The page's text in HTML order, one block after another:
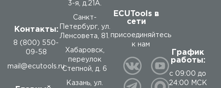
Контакты:
8 (800) 550-
09-58
mail@ecutools.ru
3-я, д.21А.
Санкт-
Петербург, ул.
Ленсовета, 81.
Хабаровск,
переулок
Степной, д. 6
Казань, ул.
ECUTools в
сети
присоединяйтесь
к нам
График
работы:
с 09:00 до
24:00 МСК